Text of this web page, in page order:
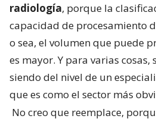
radiología, porque la
capacidad de procesamiento
o sea, el volumen que puede
es mayor. Y para varias cosas,
siendo del nivel de un
que es como el sector más
No creo que reemplace,